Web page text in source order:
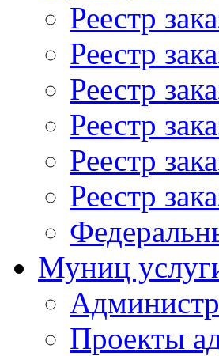
Реестр
Реестр
Реестр
Реестр
Реестр
Реестр
Муниц
Проекты